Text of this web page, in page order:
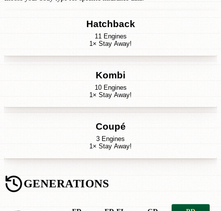
Hatchback
11 Engines
1× Stay Away!
Kombi
10 Engines
1× Stay Away!
Coupé
3 Engines
1× Stay Away!
GENERATIONS